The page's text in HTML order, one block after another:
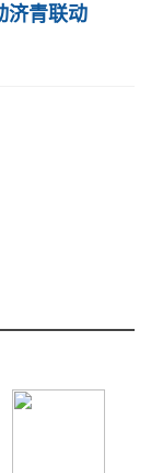
济青联动